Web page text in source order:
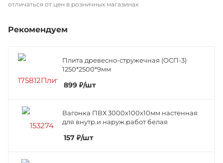
отличаться от цен в розничных магазинах
Рекомендуем
Плита древесно-стружечная (ОСП-3)
1250*2500*9мм
899 ₽/шт
Вагонка ПВХ 3000х100х10мм настенная
для внутр.и наруж.работ белая
157 ₽/шт